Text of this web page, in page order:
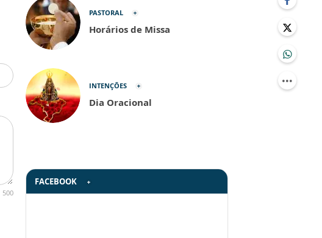
500
PASTORAL
Horários de Missa
INTENÇÕES
Dia Oracional
FACEBOOK